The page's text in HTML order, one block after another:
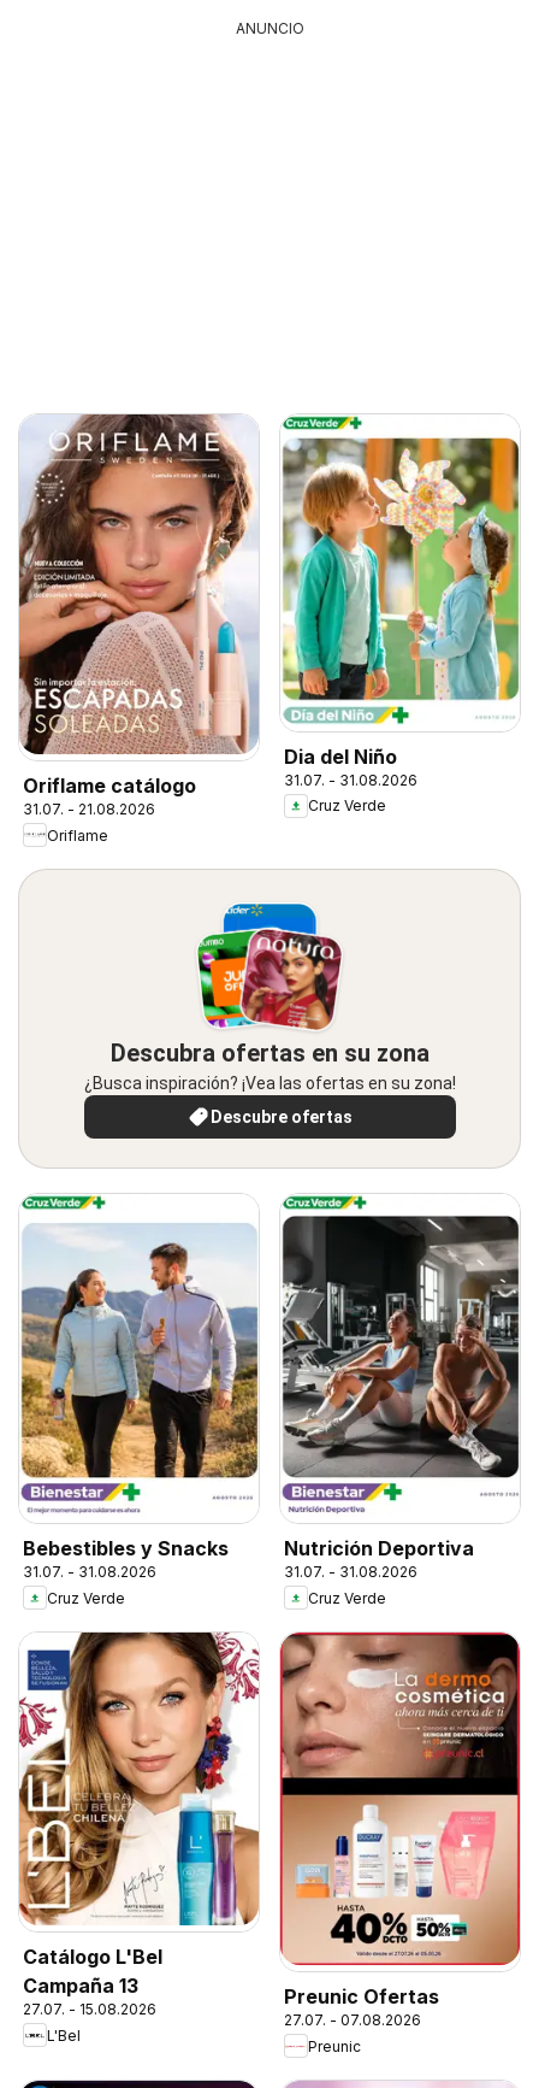
ANUNCIO
Oriflame catálogo
31.07. - 21.08.2026
Oriflame
Dia del Niño
31.07. - 31.08.2026
Cruz Verde
Descubra ofertas en su zona
¿Busca inspiración? ¡Vea las ofertas en su zona!
Descubre ofertas
Bebestibles y Snacks
31.07. - 31.08.2026
Cruz Verde
Nutrición Deportiva
31.07. - 31.08.2026
Cruz Verde
Catálogo L'Bel
Campaña 13
27.07. - 15.08.2026
L'Bel
Preunic Ofertas
27.07. - 07.08.2026
Preunic